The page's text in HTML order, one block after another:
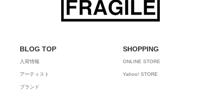
BLOG TOP
入荷情報
アーティスト
ブランド
SHOPPING
ONLINE STORE
Yahoo! STORE